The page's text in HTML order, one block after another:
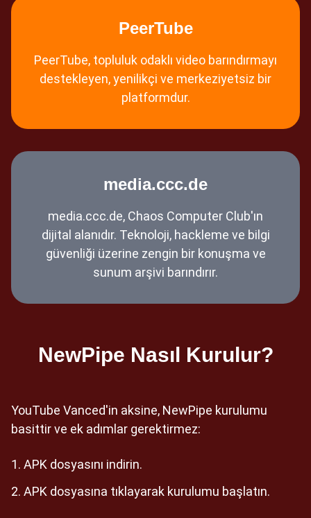
PeerTube
PeerTube, topluluk odaklı video barındırmayı
destekleyen, yenilikçi ve merkeziyetsiz bir
platformdur.
media.ccc.de
media.ccc.de, Chaos Computer Club'ın
dijital alanıdır. Teknoloji, hackleme ve bilgi
güvenliği üzerine zengin bir konuşma ve
sunum arşivi barındırır.
NewPipe Nasıl Kurulur?
YouTube Vanced'in aksine, NewPipe kurulumu
basittir ve ek adımlar gerektirmez:
APK dosyasını indirin.
APK dosyasına tıklayarak kurulumu başlatın.